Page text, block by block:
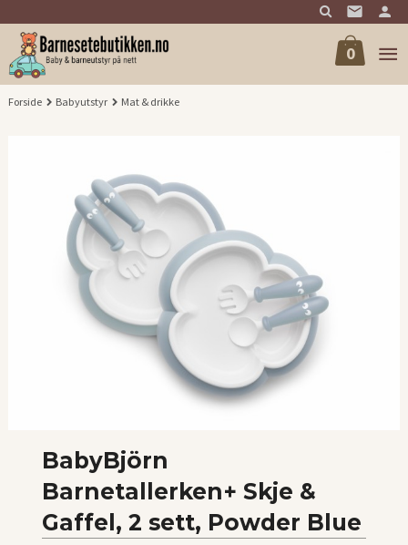
til
innholdet
0
Forside Babyutstyr Mat & drikke
BabyBjörn
Barnetallerken+ Skje &
Gaffel, 2 sett, Powder Blue